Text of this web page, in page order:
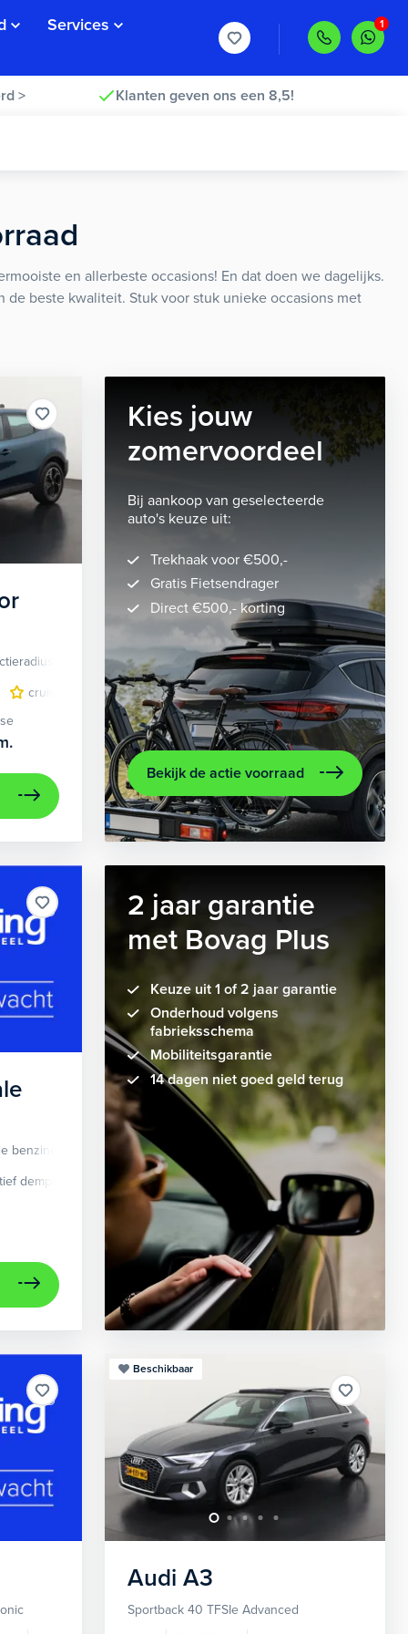
Services
> Klanten geven ons een 8,5!
en allerbeste occasions! En dat doen we dagelijks.
beste kwaliteit. Stuk voor stuk unieke occasions met
velgen 5-spaaks 18"
volledig digitaal
Elektrisch
cruise control adaptief LED koplampen
lichtmetalen
Kies jouw
zomervoordeel
Bij aankoop van geselecteerde
auto's keuze uit:
Trekhaak voor €500,-
Gratis Fietsendrager
Direct €500,- korting
Bekijk de actie voorraad
cruise control adaptief dodehoek detectie
elektrisch
benzine
Automaat
demping systeem Apple Carplay/Android Auto
audio
2 jaar garantie
met Bovag Plus
Keuze uit 1 of 2 jaar garantie
Onderhoud volgens
fabrieksschema
Mobiliteitsgarantie
14 dagen niet goed geld terug
Beschikbaar
Audi A3
Sportback 40 TFSIe Advanced